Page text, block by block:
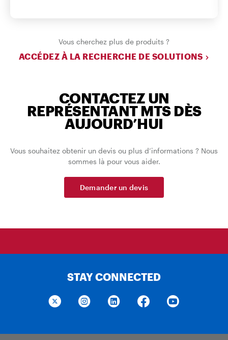
Vous cherchez plus de produits ?
ACCÉDEZ À LA RECHERCHE DE SOLUTIONS
CONTACTEZ UN
REPRÉSENTANT MTS DÈS
AUJOURD’HUI
Vous souhaitez obtenir un devis ou plus d’informations ? Nous
sommes là pour vous aider.
Demander un devis
STAY CONNECTED